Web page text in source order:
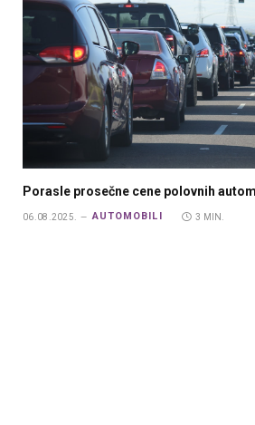
Porasle prosečne cene polovnih
06.08.2025. AUTOMOBILI 3 MIN.